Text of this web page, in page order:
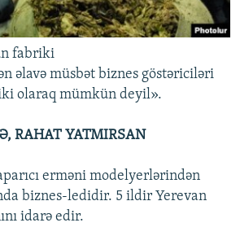
fabriki
əlavə müsbət biznes göstəriciləri
olaraq mümkün deyil».
RAHAT YATMIRSAN
erməni modelyerlərindən
biznes-ledidir. 5 ildir Yerevan
idarə edir.